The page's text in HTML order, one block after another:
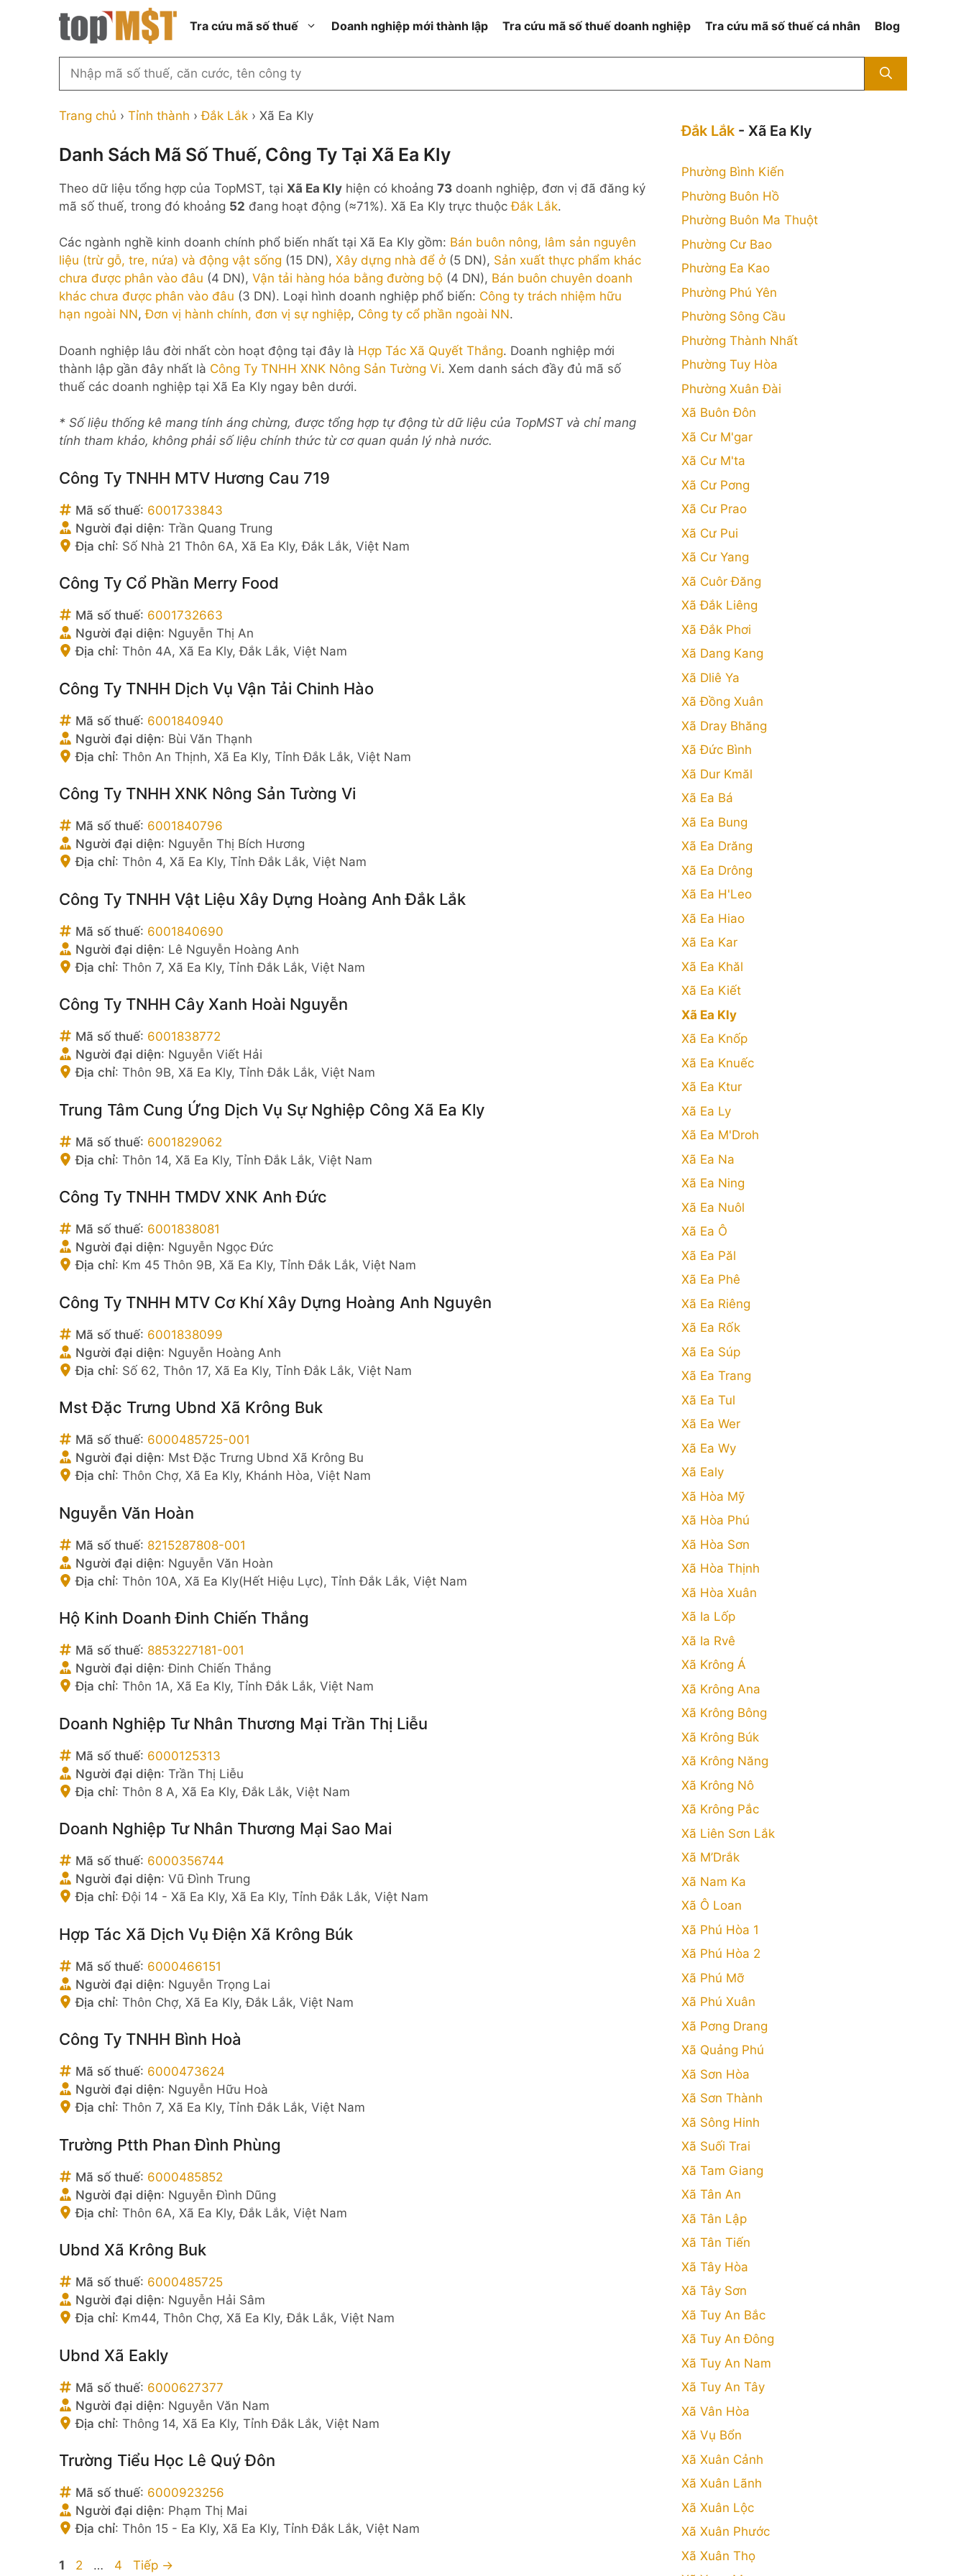
Tra cứu mã số thuế
Thành phố Hồ Chí Minh
Thành phố Hà Nội
Thành phố Đà Nẵng
Thành phố Hải Phòng
Bắc Ninh
Nghệ An
Công ty cổ phần ngoài NN
Công ty hợp doanh
thành viên ngoài NN
thành viên trở lên ngoài NN
Công ty trách nhiệm hữu hạn
Doanh nghiệp 100% vốn đầu tư
nước ngoài
Hộ kinh doanh cá thể
Nhà nước
Ngừng hoạt động nhưng chưa
hoàn thành thủ tục đóng MST
Không hoạt động tại địa chỉ đã
đăng ký
Doanh nghiệp mới thành lập Tra cứu mã số thuế doanh nghiệp Tra cứu mã số thuế cá nhân Blog
Tìm
theo
công
người
đại
hoặc
mã
số
thuế
...
Trang chủ › Tỉnh thành ›Đắk Lắk › Xã Ea Kly
Danh Sách Mã Số Thuế, Công Ty Tại Xã Ea Kly
Theo dữ liệu tổng hợp của TopMST, tại Xã Ea Kly hiện có khoảng 73 doanh nghiệp, đơn vị đã đăng ký
mã số thuế, trong đó khoảng 52 đang hoạt động (≈71%). Xã Ea Kly trực thuộcĐắk Lắk.
Các ngành nghề kinh doanh chính phổ biến nhất tại Xã Ea Kly gồm: Bán buôn nông, lâm sản nguyên
liệu (trừ gỗ, tre, nứa) và động vật sống (15 DN), Xây dựng nhà để ở (5 DN), Sản xuất thực phẩm khác
chưa được phân vào đâu (4 DN), Vận tải hàng hóa bằng đường bộ (4 DN), Bán buôn chuyên doanh
khác chưa được phân vào đâu (3 DN). Loại hình doanh nghiệp phổ biến: Công ty trách nhiệm hữu
hạn ngoài NN,Đơn vị hành chính, đơn vị sự nghiệp, Công ty cổ phần ngoài NN.
Doanh nghiệp lâu đời nhất còn hoạt động tại đây là Hợp Tác Xã Quyết Thắng. Doanh nghiệp mới
thành lập gần đây nhất là Công Ty TNHH XNK Nông Sản Tường Vi. Xem danh sách đầy đủ mã số
thuế các doanh nghiệp tại Xã Ea Kly ngay bên dưới.
* Số liệu thống kê mang tính áng chừng, được tổng hợp tự động từ dữ liệu của TopMST và chỉ mang
tính tham khảo, không phải số liệu chính thức từ cơ quan quản lý nhà nước.
Công Ty TNHH MTV Hương Cau 719
Mã số thuế: 6001733843
Người đại diện: Trần Quang Trung
Địa chỉ: Số Nhà 21 Thôn 6A, Xã Ea Kly, Đắk Lắk, Việt Nam
Công Ty Cổ Phần Merry Food
Mã số thuế: 6001732663
Người đại diện: Nguyễn Thị An
Địa chỉ: Thôn 4A, Xã Ea Kly, Đắk Lắk, Việt Nam
Công Ty TNHH Dịch Vụ Vận Tải Chinh Hào
Mã số thuế: 6001840940
Người đại diện: Bùi Văn Thạnh
Địa chỉ: Thôn An Thịnh, Xã Ea Kly, Tỉnh Đắk Lắk, Việt Nam
Công Ty TNHH XNK Nông Sản Tường Vi
Mã số thuế: 6001840796
Người đại diện: Nguyễn Thị Bích Hương
Địa chỉ: Thôn 4, Xã Ea Kly, Tỉnh Đắk Lắk, Việt Nam
Công Ty TNHH Vật Liệu Xây Dựng Hoàng Anh Đắk Lắk
Mã số thuế: 6001840690
Người đại diện: Lê Nguyễn Hoàng Anh
Địa chỉ: Thôn 7, Xã Ea Kly, Tỉnh Đắk Lắk, Việt Nam
Công Ty TNHH Cây Xanh Hoài Nguyễn
Mã số thuế: 6001838772
Người đại diện: Nguyễn Viết Hải
Địa chỉ: Thôn 9B, Xã Ea Kly, Tỉnh Đắk Lắk, Việt Nam
Trung Tâm Cung Ứng Dịch Vụ Sự Nghiệp Công Xã Ea Kly
Mã số thuế: 6001829062
Địa chỉ: Thôn 14, Xã Ea Kly, Tỉnh Đắk Lắk, Việt Nam
Công Ty TNHH TMDV XNK Anh Đức
Mã số thuế: 6001838081
Người đại diện: Nguyễn Ngọc Đức
Địa chỉ: Km 45 Thôn 9B, Xã Ea Kly, Tỉnh Đắk Lắk, Việt Nam
Công Ty TNHH MTV Cơ Khí Xây Dựng Hoàng Anh Nguyên
Mã số thuế: 6001838099
Người đại diện: Nguyễn Hoàng Anh
Địa chỉ: Số 62, Thôn 17, Xã Ea Kly, Tỉnh Đắk Lắk, Việt Nam
Mst Đặc Trưng Ubnd Xã Krông Buk
Mã số thuế: 6000485725-001
Người đại diện: Mst Đặc Trưng Ubnd Xã Krông Bu
Địa chỉ: Thôn Chợ, Xã Ea Kly, Khánh Hòa, Việt Nam
Nguyễn Văn Hoàn
Mã số thuế: 8215287808-001
Người đại diện: Nguyễn Văn Hoàn
Địa chỉ: Thôn 10A, Xã Ea Kly(Hết Hiệu Lực), Tỉnh Đắk Lắk, Việt Nam
Hộ Kinh Doanh Đinh Chiến Thắng
Mã số thuế: 8853227181-001
Người đại diện:Đinh Chiến Thắng
Địa chỉ: Thôn 1A, Xã Ea Kly, Tỉnh Đắk Lắk, Việt Nam
Doanh Nghiệp Tư Nhân Thương Mại Trần Thị Liễu
Mã số thuế: 6000125313
Người đại diện: Trần Thị Liễu
Địa chỉ: Thôn 8 A, Xã Ea Kly, Đắk Lắk, Việt Nam
Doanh Nghiệp Tư Nhân Thương Mại Sao Mai
Mã số thuế: 6000356744
Người đại diện: Vũ Đình Trung
Địa chỉ:Đội 14 - Xã Ea Kly, Xã Ea Kly, Tỉnh Đắk Lắk, Việt Nam
Hợp Tác Xã Dịch Vụ Điện Xã Krông Búk
Mã số thuế: 6000466151
Người đại diện: Nguyễn Trọng Lai
Địa chỉ: Thôn Chợ, Xã Ea Kly, Đắk Lắk, Việt Nam
Công Ty TNHH Bình Hoà
Mã số thuế: 6000473624
Người đại diện: Nguyễn Hữu Hoà
Địa chỉ: Thôn 7, Xã Ea Kly, Tỉnh Đắk Lắk, Việt Nam
Trường Ptth Phan Đình Phùng
Mã số thuế: 6000485852
Người đại diện: Nguyễn Đình Dũng
Địa chỉ: Thôn 6A, Xã Ea Kly, Đắk Lắk, Việt Nam
Ubnd Xã Krông Buk
Mã số thuế: 6000485725
Người đại diện: Nguyễn Hải Sâm
Địa chỉ: Km44, Thôn Chợ, Xã Ea Kly, Đắk Lắk, Việt Nam
Ubnd Xã Eakly
Mã số thuế: 6000627377
Người đại diện: Nguyễn Văn Nam
Địa chỉ: Thông 14, Xã Ea Kly, Tỉnh Đắk Lắk, Việt Nam
Trường Tiểu Học Lê Quý Đôn
Mã số thuế: 6000923256
Người đại diện: Phạm Thị Mai
Địa chỉ: Thôn 15 - Ea Kly, Xã Ea Kly, Tỉnh Đắk Lắk, Việt Nam
Trang
1 Trang
2 … Trang
4 Tiếp →
Đắk Lắk - Xã Ea Kly
Phường Bình Kiến
Phường Buôn Hồ
Phường Buôn Ma Thuột
Phường Cư Bao
Phường Ea Kao
Phường Phú Yên
Phường Sông Cầu
Phường Thành Nhất
Phường Tuy Hòa
Phường Xuân Đài
Xã Buôn Đôn
Xã Cư M'gar
Xã Cư M'ta
Xã Cư Pơng
Xã Cư Prao
Xã Cư Pui
Xã Cư Yang
Xã Cuôr Đăng
Xã Đắk Liêng
Xã Đắk Phơi
Xã Dang Kang
Xã Dliê Ya
Xã Đồng Xuân
Xã Dray Bhăng
Xã Đức Bình
Xã Dur Kmăl
Xã Ea Bá
Xã Ea Bung
Xã Ea Drăng
Xã Ea Drông
Xã Ea H'Leo
Xã Ea Hiao
Xã Ea Kar
Xã Ea Khăl
Xã Ea Kiết
Xã Ea Kly
Xã Ea Knốp
Xã Ea Knuếc
Xã Ea Ktur
Xã Ea Ly
Xã Ea M'Droh
Xã Ea Na
Xã Ea Ning
Xã Ea Nuôl
Xã Ea Ô
Xã Ea Păl
Xã Ea Phê
Xã Ea Riêng
Xã Ea Rốk
Xã Ea Súp
Xã Ea Trang
Xã Ea Tul
Xã Ea Wer
Xã Ea Wy
Xã Ealy
Xã Hòa Mỹ
Xã Hòa Phú
Xã Hòa Sơn
Xã Hòa Thịnh
Xã Hòa Xuân
Xã Ia Lốp
Xã Ia Rvê
Xã Krông Á
Xã Krông Ana
Xã Krông Bông
Xã Krông Búk
Xã Krông Năng
Xã Krông Nô
Xã Krông Pắc
Xã Liên Sơn Lắk
Xã M’Drắk
Xã Nam Ka
Xã Ô Loan
Xã Phú Hòa 1
Xã Phú Hòa 2
Xã Phú Mỡ
Xã Phú Xuân
Xã Pơng Drang
Xã Quảng Phú
Xã Sơn Hòa
Xã Sơn Thành
Xã Sông Hinh
Xã Suối Trai
Xã Tam Giang
Xã Tân An
Xã Tân Lập
Xã Tân Tiến
Xã Tây Hòa
Xã Tây Sơn
Xã Tuy An Bắc
Xã Tuy An Đông
Xã Tuy An Nam
Xã Tuy An Tây
Xã Vân Hòa
Xã Vụ Bổn
Xã Xuân Cảnh
Xã Xuân Lãnh
Xã Xuân Lộc
Xã Xuân Phước
Xã Xuân Thọ